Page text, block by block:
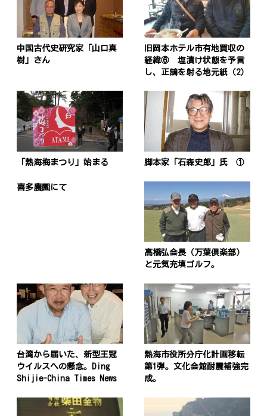
中国古代史研究家「山口真
樹」さん
旧岡本ホテル市有地買収の
経緯⑥ 塩漬け状態を予言
し、正鵠を射る地元紙（2）
「熱海梅まつり」始まる 脚本家「石森史郎」氏 ①
喜多農園にて
高橋弘会長（万葉倶楽部）
と元気充填ゴルフ。
台湾から届いた、新型王冠
ウイルスへの懸念。Ding
Shijie-China Times News
熱海市役所分庁化計画移転
第1弾。文化会館耐震補強完
成。